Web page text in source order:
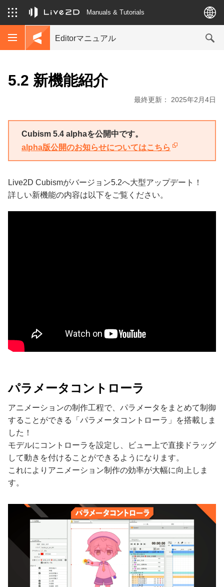
Manuals & Tutorials
Editorマニュアル
5.2 新機能紹介
最終更新： 2025年2月4日
Cubism 5.4 alphaを公開中です。
alpha版公開のお知らせについてはこちら
Live2D Cubismがバージョン5.2へ大型アップデート！
詳しい新機能の内容は以下をご覧ください。
パラメータコントローラ
アニメーションの制作工程で、パラメータをまとめて制御
することができる「パラメータコントローラ」を搭載しま
した！
モデルにコントローラを設定し、ビュー上で直接ドラッグ
して動きを付けることができるようになります。
これによりアニメーション制作の効率が大幅に向上しま
す。